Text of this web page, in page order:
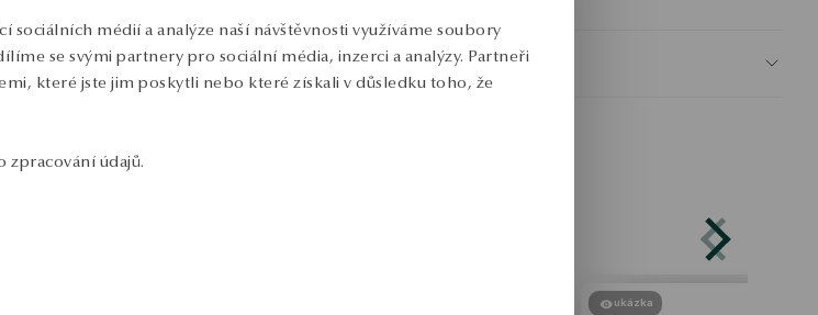
sociálních médií a analýze naší návštěvnosti využíváme soubory
se svými partnery pro sociální média, inzerci a analýzy. Partneři
které jste jim poskytli nebo které získali v důsledku toho, že
zpracování údajů.
BEZPEČNOST